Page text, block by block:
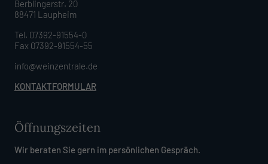
Berblingerstr. 20
88471 Laupheim
Tel. 07392-91554-0
Fax 07392-91554-55
info@weinzentrale.de
KONTAKTFORMULAR
Öffnungszeiten
Wir beraten Sie gern im persönlichen Gespräch.